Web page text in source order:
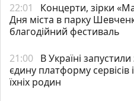
22:01
Концерти, зірки
Дня міста в парку
благодійний фестиваль
21:00 В Україні
єдину платформу сервісів
їхніх родин